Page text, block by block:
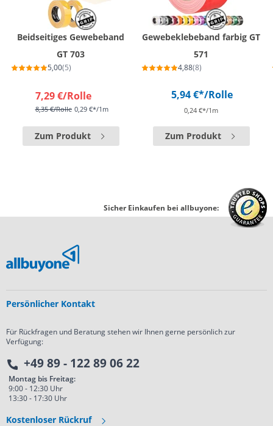
Beidseitiges Gewebeband
GT 703
5,00(5)
7,29 €/Rolle
8,35 €/Rolle 0,29 €*/1m
Zum Produkt
Gewebeklebeband farbig GT
571
4,88(8)
5,94 €*/Rolle
0,24 €*/1m
Zum Produkt
Sicher Einkaufen bei allbuyone:
Persönlicher Kontakt
Für Rückfragen und Beratung stehen wir Ihnen gerne persönlich zur
Verfügung:
+49 89 - 122 89 06 22
Montag bis Freitag:
9:00 - 12:30 Uhr
13:30 - 17:30 Uhr
Kostenloser Rückruf